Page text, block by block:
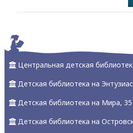
Центральная детская
Детская библиотека на
Детская библиотека на Мира, 35
Детская библиотека на